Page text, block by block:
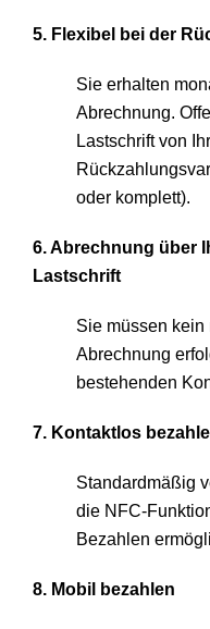
5. Flexibel bei der
Sie erhalten
Abrechnung.
Lastschrift von
oder komplett).
6. Abrechnung über
Lastschrift
Sie müssen kein
Abrechnung
bestehenden
7. Kontaktlos
Standardmäßig
die NFC-
Bezahlen
8. Mobil bezahlen